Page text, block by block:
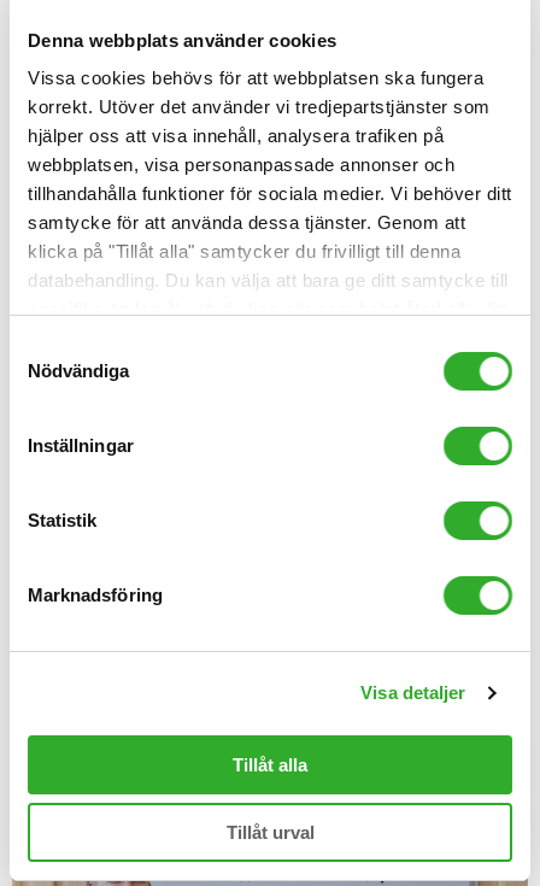
Denna webbplats använder cookies
Vissa cookies behövs för att webbplatsen ska fungera
korrekt. Utöver det använder vi tredjepartstjänster som
hjälper oss att visa innehåll, analysera trafiken på
webbplatsen, visa personanpassade annonser och
tillhandahålla funktioner för sociala medier. Vi behöver ditt
samtycke för att använda dessa tjänster. Genom att
klicka på "Tillåt alla" samtycker du frivilligt till denna
databehandling. Du kan välja att bara ge ditt samtycke till
Nödvändiga
Inställningar
Statistik
Marknadsföring
Visa detaljer
Tillåt alla
Tillåt urval
Här hittar den bästa luftrenaren för just dig. Läs vad
skillnaden är mellan olika luftrenare och vilken som
passar dig bäst.
Läs artikeln
Luftrenare kan minska allergisymptomen då de tar